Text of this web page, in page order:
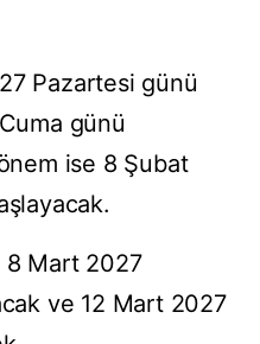
Pazartesi günü
günü
ise 8 Şubat
8 Mart 2027
ve 12 Mart 2027